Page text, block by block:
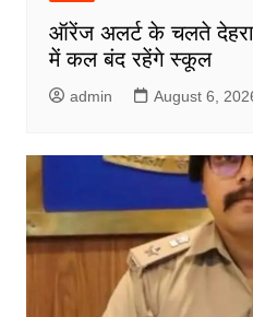
ऑरेंज अलर्ट के चलते
में कल बंद रहेंगे स्कूल
admin August 6,